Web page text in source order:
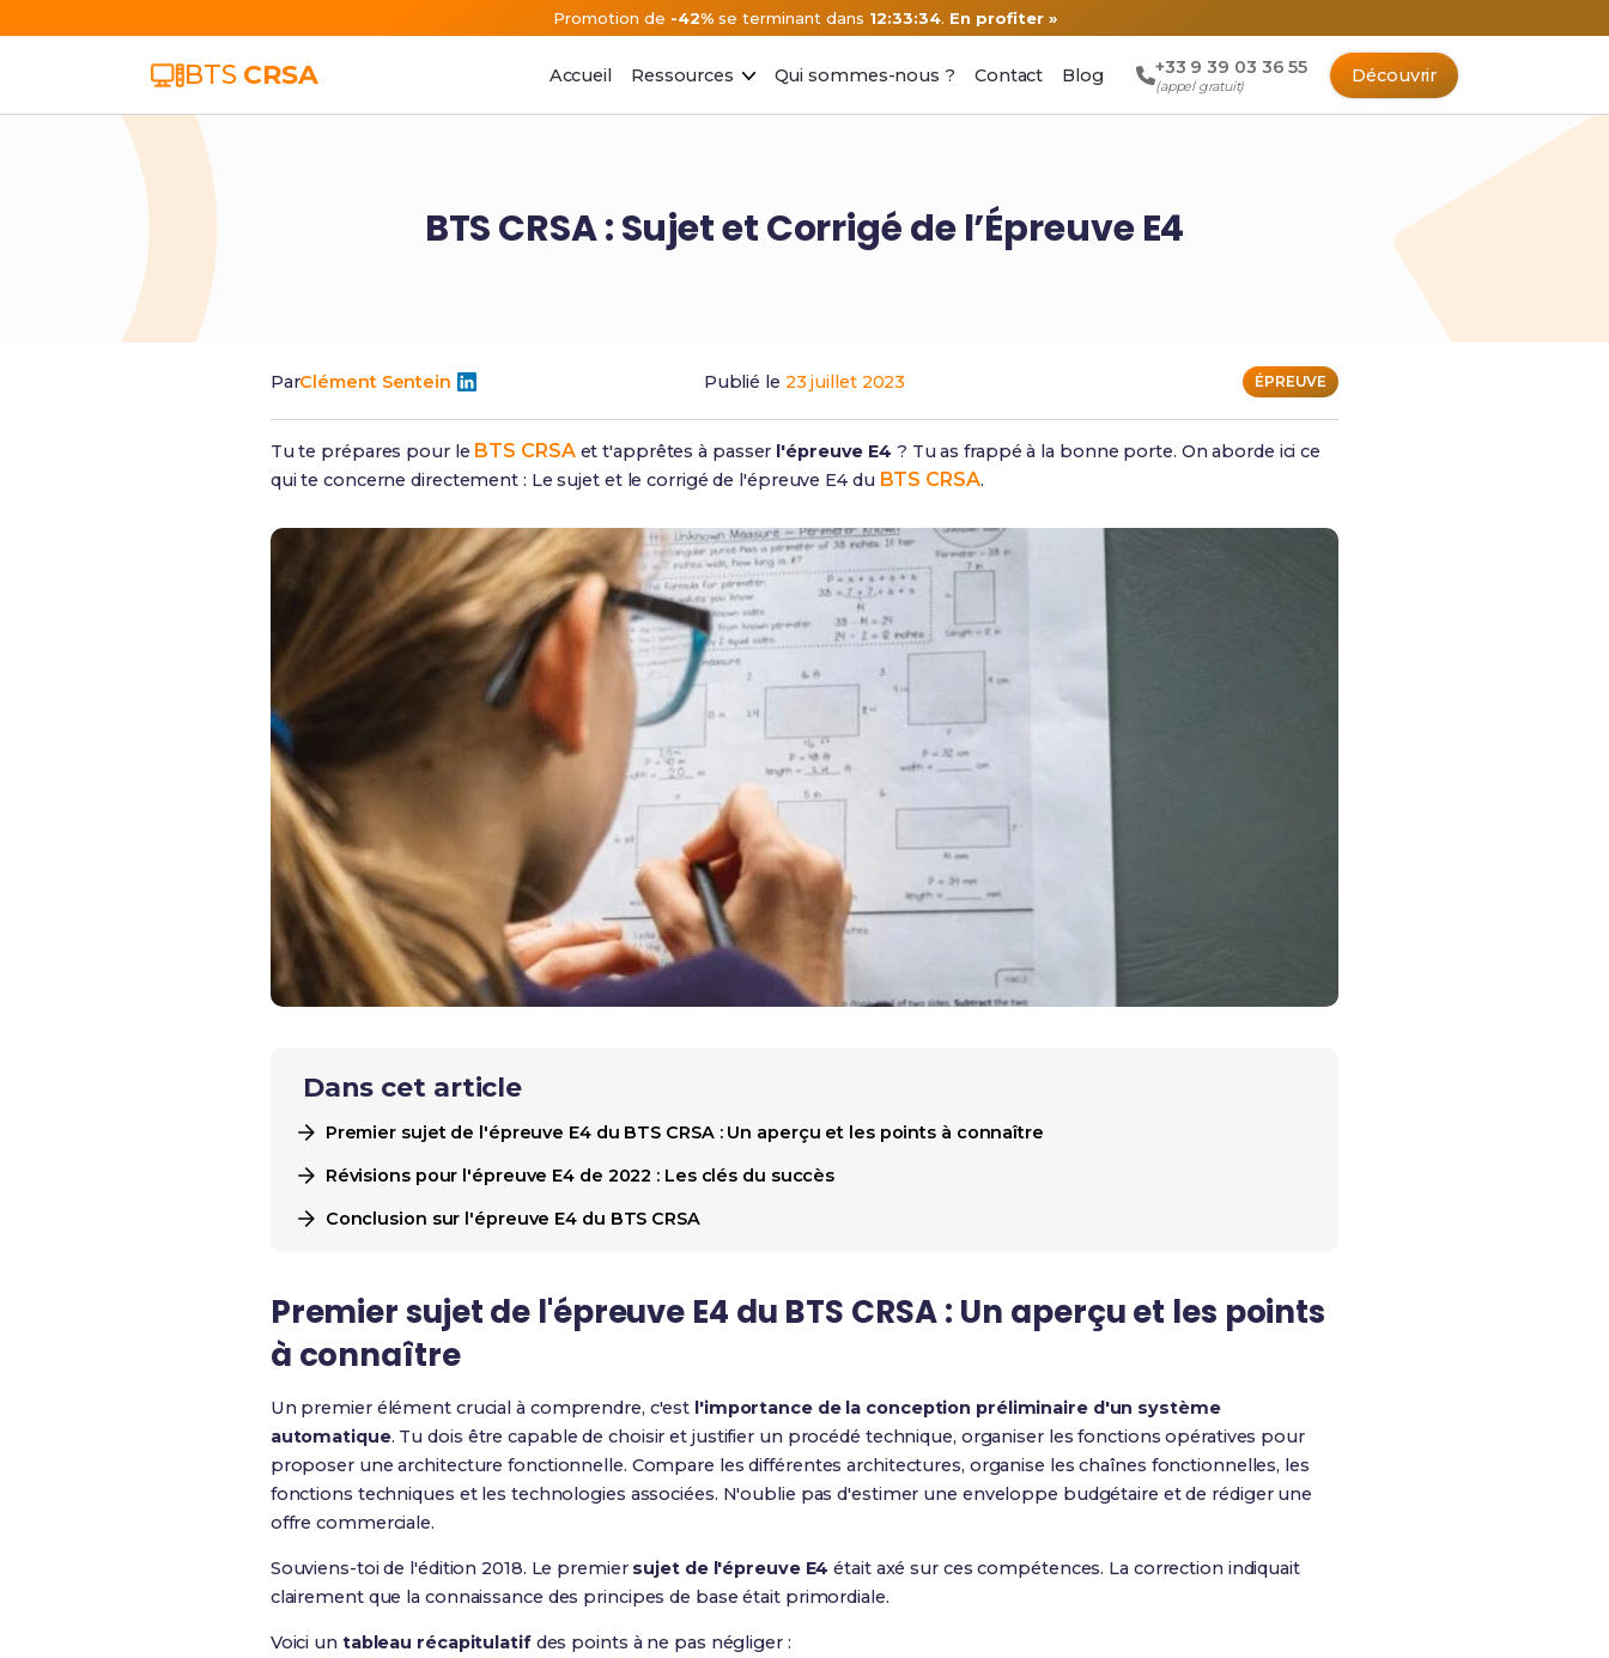
Promotion de -42% se terminant dans 12:33:33. En profiter »
BTS CRSA Accueil Ressources Qui sommes-nous ? Contact Blog +33 9 39 03 36 55
(appel gratuit)
Découvrir
BTS CRSA : Sujet et Corrigé de l’Épreuve E4
ParClément Sentein Publié le 23 juillet 2023 ÉPREUVE
Tu te prépares pour le BTS CRSAet t'apprêtes à passer l'épreuve E4 ? Tu as frappé à la bonne porte. On aborde ici ce
qui te concerne directement : Le sujet et le corrigé de l'épreuve E4 du BTS CRSA.
Dans cet article
Premier sujet de l'épreuve E4 du BTS CRSA : Un aperçu et les points à connaître
Révisions pour l'épreuve E4 de 2022 : Les clés du succès
Conclusion sur l'épreuve E4 du BTS CRSA
Premier sujet de l'épreuve E4 du BTS CRSA : Un aperçu et les points
à connaître
Un premier élément crucial à comprendre, c'est l'importance de la conception préliminaire d'un système
automatique. Tu dois être capable de choisir et justifier un procédé technique, organiser les fonctions opératives pour
proposer une architecture fonctionnelle. Compare les différentes architectures, organise les chaînes fonctionnelles, les
fonctions techniques et les technologies associées. N'oublie pas d'estimer une enveloppe budgétaire et de rédiger une
offre commerciale.
Souviens-toi de l'édition 2018. Le premier sujet de l'épreuve E4 était axé sur ces compétences. La correction indiquait
clairement que la connaissance des principes de base était primordiale.
Voici un tableau récapitulatifdes points à ne pas négliger :